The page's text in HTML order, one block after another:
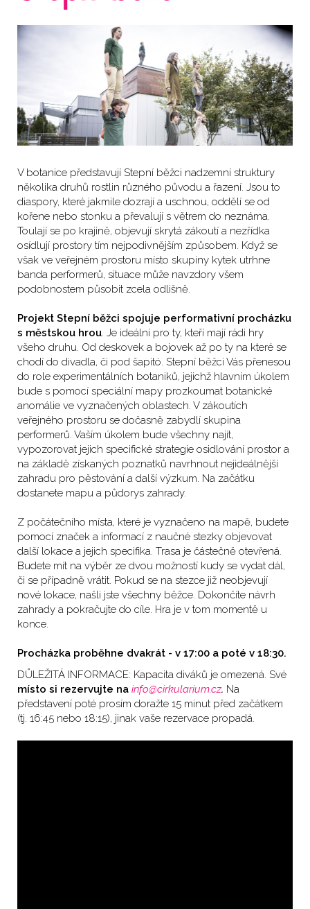
V botanice představují Stepní běžci nadzemní struktury
několika druhů rostlin různého původu a řazení. Jsou to
diaspory, které jakmile dozrají a uschnou, oddělí se od
kořene nebo stonku a převalují s větrem do neznáma.
Toulají se po krajině, objevují skrytá zákoutí a nezřídka
osídlují prostory tím nejpodivnějším způsobem. Když se
však ve veřejném prostoru místo skupiny kytek utrhne
banda performerů, situace může navzdory všem
podobnostem působit zcela odlišně.
Projekt Stepní běžci spojuje performativní procházku
s městskou hrou. Je ideální pro ty, kteří mají rádi hry
všeho druhu. Od deskovek a bojovek až po ty na které se
chodí do divadla, či pod šapitó. Stepní běžci Vás přenesou
do role experimentálních botaniků, jejichž hlavním úkolem
bude s pomocí speciální mapy prozkoumat botanické
anomálie ve vyznačených oblastech. V zákoutích
veřejného prostoru se dočasně zabydlí skupina
performerů. Vaším úkolem bude všechny najít,
vypozorovat jejich specifické strategie osidlování prostor a
na základě získaných poznatků navrhnout nejideálnější
zahradu pro pěstování a další výzkum. Na začátku
dostanete mapu a půdorys zahrady.
Z počátečního místa, které je vyznačeno na mapě, budete
pomocí značek a informací z naučné stezky objevovat
další lokace a jejich specifika. Trasa je částečně otevřená.
Budete mít na výběr ze dvou možností kudy se vydat dál,
či se případně vrátit. Pokud se na stezce již neobjevují
nové lokace, našli jste všechny běžce. Dokončíte návrh
zahrady a pokračujte do cíle. Hra je v tom momentě u
konce.
Procházka proběhne dvakrát - v 17:00 a poté v 18:30.
DŮLEŽITÁ INFORMACE: Kapacita diváků je omezená. Své
místo si rezervujte na info@cirkularium.cz. Na
představení poté prosím doražte 15 minut před začátkem
(tj. 16:45 nebo 18:15), jinak vaše rezervace propadá.